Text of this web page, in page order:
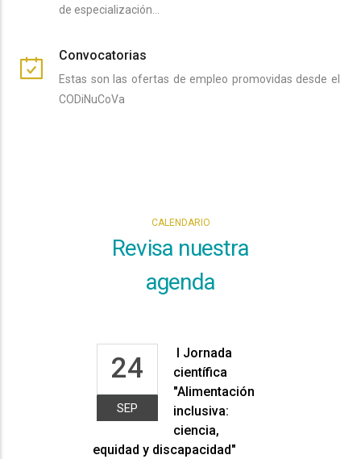
de especialización…
Convocatorias
Estas son las ofertas de empleo promovidas desde el
CODiNuCoVa
CALENDARIO
Revisa nuestra
agenda
24
SEP
I Jornada
científica
"Alimentación
inclusiva:
ciencia,
equidad y discapacidad"